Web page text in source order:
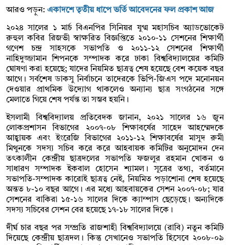
আরও পড়ুন: একাদশে তৃতীয় ধাপে ভর্তি আবেদনের ফল প্রকাশ আজ
২০২৪ সালের ১ মার্চ বিএনপির সিনিয়র যুগ্ম মহাসচিব অ্যাডভোকেট
রুহুল কবির রিজভী স্বাক্ষরিত বিজ্ঞপ্তিতে ২০১০-১১ সেশনের শিক্ষার্থী
গণেশ চন্দ্র সাহসকে সভাপতি ও ২০১১-১২ সেশনের শিক্ষার্থী
নাহিদুজ্জামান শিপনকে সম্পাদক করে ঢাকা বিশ্ববিদ্যালয়ের কমিটি
ঘোষণা করা হয়েছে; যাদের নিয়মিত ছাত্রত্ব শেষ হয়েছে বেশ কয়েক বছর
আগে। সর্বশেষ ডাকসু নির্বাচনে তাদেরকে ভিপি-জিএস পদে মনোনয়ন
দেওয়ার প্রাথমিক উদ্যোগ থাকলেও অন্যান্য ছাত্র সংগঠনের সঙ্গে
মেলাতে গিয়ে শেষ পর্যন্ত তা সম্ভব হয়নি।
ইসলামী বিশ্ববিদ্যালয় প্রতিবেদক জানান, ২০২১ সালের ১৬ জুন
লোকপ্রশাসন বিভাগের ২০০৭-০৮ শিক্ষাবর্ষের সাহেদ আহম্মেদকে
আহ্বায়ক এবং ইংরেজি বিভাগের ২০১১-১২ শিক্ষাবর্ষের মাসুদ রুমী
মিথুনকে সদস্য সচিব করে করে আহবায়ক কমিটির অনুমোদন দেন
তৎকালীন কেন্দ্রীয় ছাত্রদলের সভাপতি ফজলুর রহমান খোকন ও
সাধারণ সম্পাদক ইকবাল হোসেন শ্যামল। সূত্রের তথ্য, বর্তমানে
সভাপতি-সম্পাদক কারোই ছাত্রত্ব নেই, নিয়মিত পড়াশোনা শেষ হয়েছে
অন্তত ৮-১০ বছর আগে। এর মধ্যে আহবায়কের সেশন ২০০৭-০৮; যার
সেশনের বাকিরা ১৫-১৬ সালের দিকে ক্যাম্পাস ছেড়েছে। অন্যদিকে
সদস্য সচিবের সেশন বের হয়েছে ১৭-১৮ সালের দিকে।
দীর্ঘ চার বছর পর সম্প্রতি রাজশাহী বিশ্ববিদ্যালয়ে (রাবি) নতুন কমিটি
দিয়েছে কেন্দ্রীয় ছাত্রদল। কিন্তু সেখানেও সভাপতি হিসেবে ২০০৮-০৯